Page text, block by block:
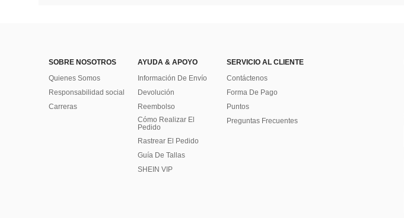
SOBRE NOSOTROS
Quienes Somos
Responsabilidad social
Carreras
AYUDA & APOYO
Información De Envío
Devolución
Reembolso
Cómo Realizar El
Pedido
Rastrear El Pedido
Guía De Tallas
SHEIN VIP
SERVICIO AL CLIENTE
Contáctenos
Forma De Pago
Puntos
Preguntas Frecuentes